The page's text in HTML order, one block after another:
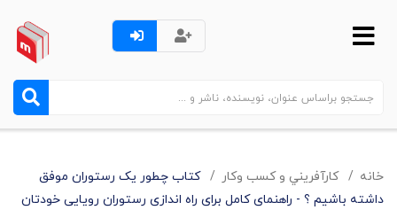
خانه کارآفريني و کسب وکار
کتاب چطور یک رستوران موفق
داشته باشیم ؟ - راهنمای کامل برای راه اندازی رستوران رویایی خودتان